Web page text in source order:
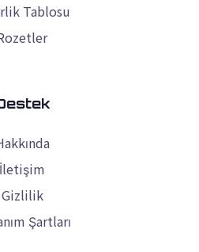
Tablosu
İletişim
Gizlilik
Şartları